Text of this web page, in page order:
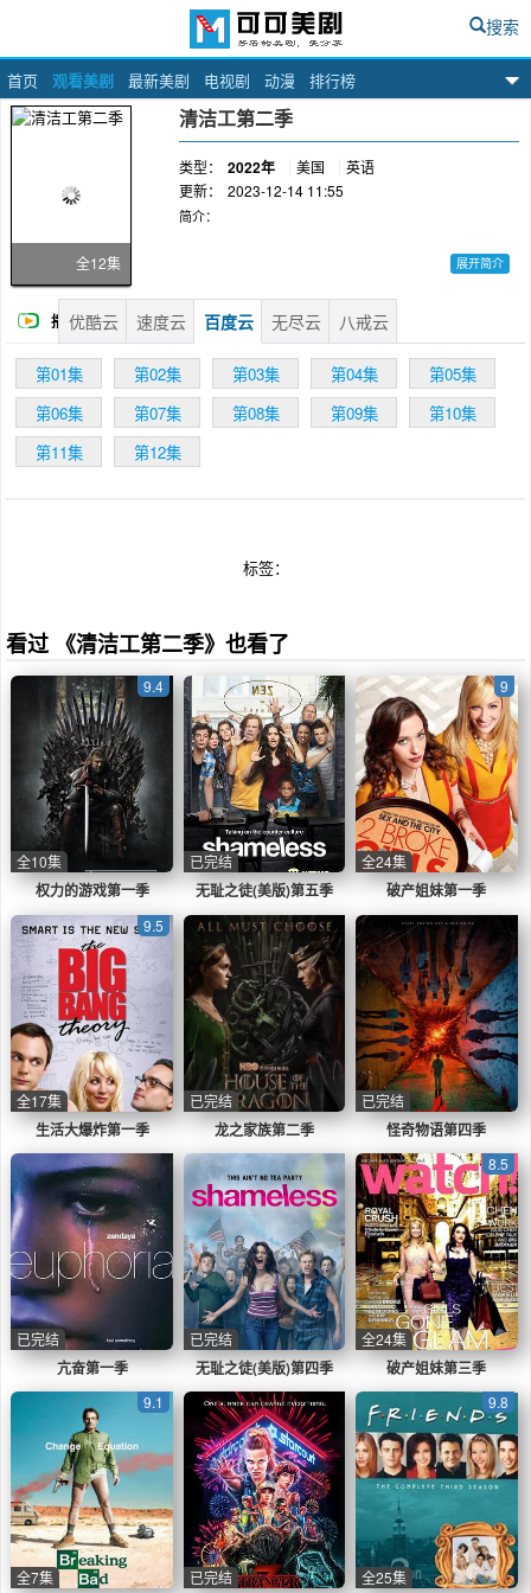
可可美剧网
首页 观看美剧 最新美剧 电视剧 动漫 排行榜
搜索
全12集
清洁工第二季
类型： 2022年 美国
英语
更新：
2023-12-14 11:55
简介：
当聪明的柬埔寨医生Thony De La Rosa来到美国
治疗，以拯救她生病的儿子，她很快发现她的道
路不会像她希望的那样简单。当这个系统很快让
她失望，迫使她躲起来，她决心不让自己被打倒
和边缘化，成为有组织犯罪的清洁女工。利用她
的狡猾和智慧，Thony在黑社会中开辟了自己的
道路，做她必须生存的任何事情。
展开简介
播 优酷云 速度云 百度云 无尽云 八戒云
第01集 第02集 第03集 第04集
第05集
第06集
第07集 第08集 第09集
第10集
第11集
第12集
标签：
看过 《清洁工第二季》也看了
权力的游戏第一季
9.4
全10集
无耻之徒(美版)第五季
已完结
破产姐妹第一季
9
全24集
生活大爆炸第一季
9.5
全17集
龙之家族第二季
已完结
怪奇物语第四季
已完结
亢奋第一季
已完结
无耻之徒(美版)第四季
已完结
破产姐妹第三季
8.5
全24集
9.1
全7集 已完结
9.8
全25集